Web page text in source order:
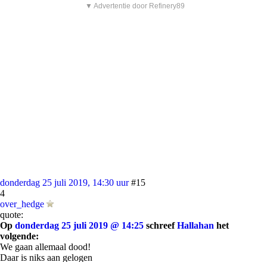
▼ Advertentie door Refinery89
donderdag 25 juli 2019, 14:30 uur #15
4
over_hedge
quote:
Op donderdag 25 juli 2019 @ 14:25 schreefHallahan het
volgende:
We gaan allemaal dood!
Daar is niks aan gelogen